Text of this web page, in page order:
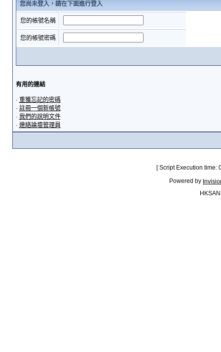
您尚未登入，請在下面進行登入
您的帳號名稱
您的帳號密碼
有用的連結
· 重獲忘記的密碼
· 註冊一個新帳號
· 我們的說明文件
· 連絡論壇管理員
[ Script Execution
Powered by